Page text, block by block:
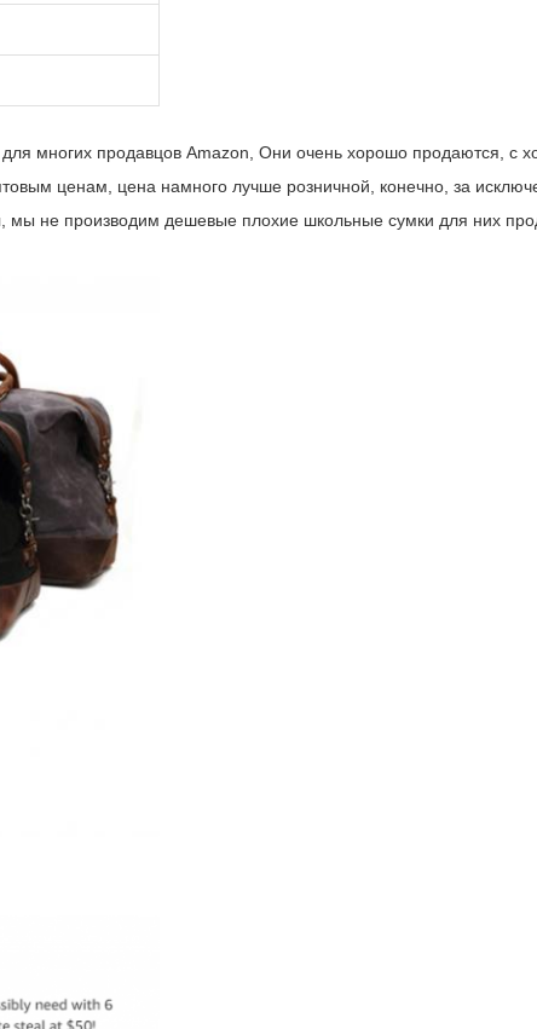
многих продавцов Amazon, Они очень хорошо продаются, с
ценам, цена намного лучше розничной, конечно, за
мы не производим дешевые плохие школьные сумки для них